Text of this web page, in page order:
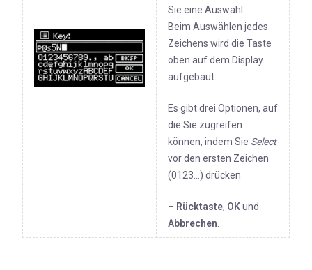
Sie eine Auswahl.
Beim Auswählen jedes
Zeichens wird die Taste
oben auf dem Display
aufgebaut.
Es gibt drei Optionen, auf
die Sie zugreifen
können, indem Sie Select
vor den ersten Zeichen
(0123...) drücken
– Rücktaste, OKund
Abbrechen.